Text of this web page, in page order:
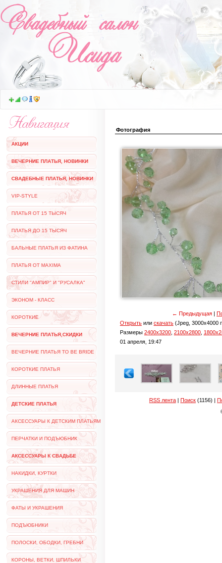
Фотография
← Предыдущая |
Открыть или скачать (Jpeg, 3000x4000
Размеры 2400x3200 2100x2800
01 апреля, 19:47
RSS лента | Поиск (1156) |
АКЦИИ
ВЕЧЕРНИЕ ПЛАТЬЯ, НОВИНКИ
СВАДЕБНЫЕ ПЛАТЬЯ, НОВИНКИ
VIP-STYLE
ПЛАТЬЯ ОТ 15 ТЫСЯЧ
ПЛАТЬЯ ДО 15 ТЫСЯЧ
БАЛЬНЫЕ ПЛАТЬЯ ИЗ ФАТИНА
ПЛАТЬЯ ОТ MAXIMA
СТИЛИ "АМПИР" И "РУСАЛКА"
ЭКОНОМ - КЛАСС
КОРОТКИЕ
ВЕЧЕРНИЕ ПЛАТЬЯ,СКИДКИ
ВЕЧЕРНИЕ ПЛАТЬЯ TO BE BRIDE
КОРОТКИЕ ПЛАТЬЯ
ДЛИННЫЕ ПЛАТЬЯ
ДЕТСКИЕ ПЛАТЬЯ
АКСЕССУАРЫ К ДЕТСКИМ ПЛАТЬЯМ
ПЕРЧАТКИ И ПОДЪЮБНИК
АКСЕССУАРЫ К СВАДЬБЕ
НАКИДКИ, КУРТКИ
УКРАШЕНИЯ ДЛЯ МАШИН
ФАТЫ И УКРАШЕНИЯ
ПОДЪЮБНИКИ
ПОЛОСКИ, ОБОДКИ, ГРЕБНИ
КОРОНЫ, ВЕТКИ, ШПИЛЬКИ